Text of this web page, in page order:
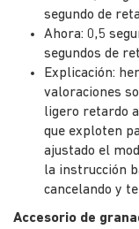
segundo de
Ahora: 0,5
segundos de
Explicación:
valoraciones
ligero retardo
que exploten
ajustado el
la instrucción
cancelando y
Accesorio de